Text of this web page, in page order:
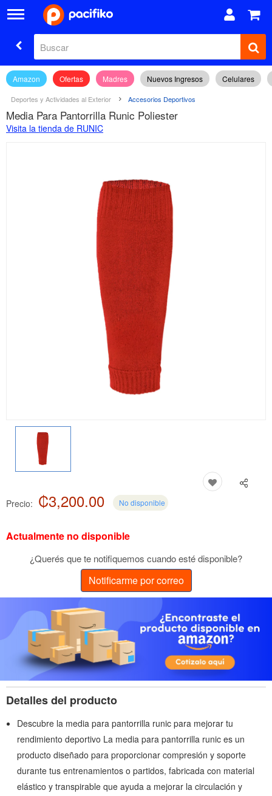
Amazon Ofertas Madres Nuevos Ingresos Celulares
Deportes y Actividades al Exterior Accesorios Deportivos
Media Para Pantorrilla Runic Poliester
Visita la tienda de RUNIC
Precio: ₡3,200.00 No disponible
Actualmente no disponible
¿Querés que te notifiquemos cuando esté disponible?
Notificarme por correo
Detalles del producto
Descubre la media para pantorrilla runic para mejorar tu
rendimiento deportivo La media para pantorrilla runic es un
producto diseñado para proporcionar compresión y soporte
durante tus entrenamientos o partidos, fabricada con material
elástico y transpirable que ayuda a mejorar la circulación y